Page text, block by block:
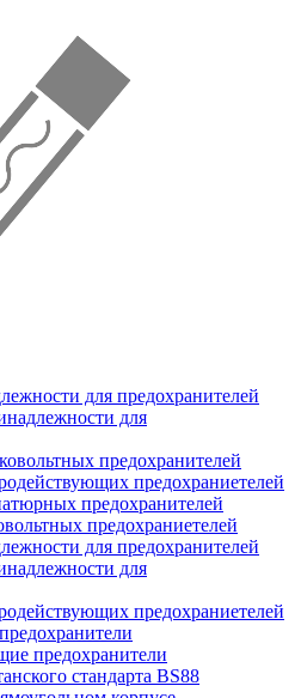
для предохранителей
для
предохранителей
предохраниетелей
предохранителей
предохраниетелей
для предохранителей
для
предохраниетелей
предохранители
стандарта BS88